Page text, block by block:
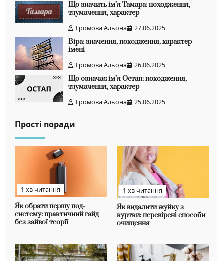
Що значить ім’я Тамара: походження,
тлумачення, характер
Громова Альона
27.06.2025
Віра: значення, походження, характер
імені
Громова Альона
26.06.2025
Що означає ім’я Остап: походження,
тлумачення, характер
Громова Альона
25.06.2025
Прості поради
1 хв читання
Як обрати першу под-
систему: практичний гайд
без зайвої теорії
1 хв читання
Як видалити жуйку з
куртки: перевірені способи
очищення